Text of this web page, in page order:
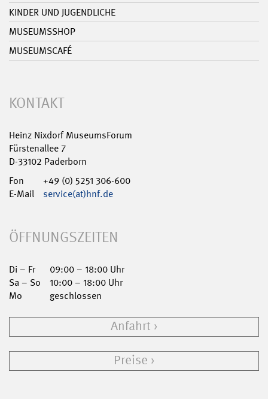
KINDER UND JUGENDLICHE
MUSEUMSSHOP
MUSEUMSCAFÉ
KONTAKT
Heinz Nixdorf MuseumsForum
Fürstenallee 7
D-33102 Paderborn
Fon
+49 (0) 5251 306-600
E-Mail
service(at)hnf.de
ÖFFNUNGSZEITEN
Di – Fr
09:00 – 18:00 Uhr
Sa – So
10:00 – 18:00 Uhr
Mo
geschlossen
Anfahrt
Preise